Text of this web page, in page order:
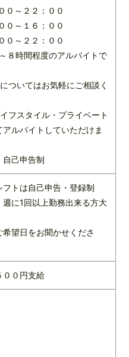
０～２２：００
～１６：００
～２２：００
８時間程度のアルバイトで
ついてはお気軽にご相談く
フスタイル・プライベート
アルバイトしていただけま
自己申告制
フトは自己申告・登録制
週に1回以上勤務出来る方大
希望日をお聞かせくださ
００円支給